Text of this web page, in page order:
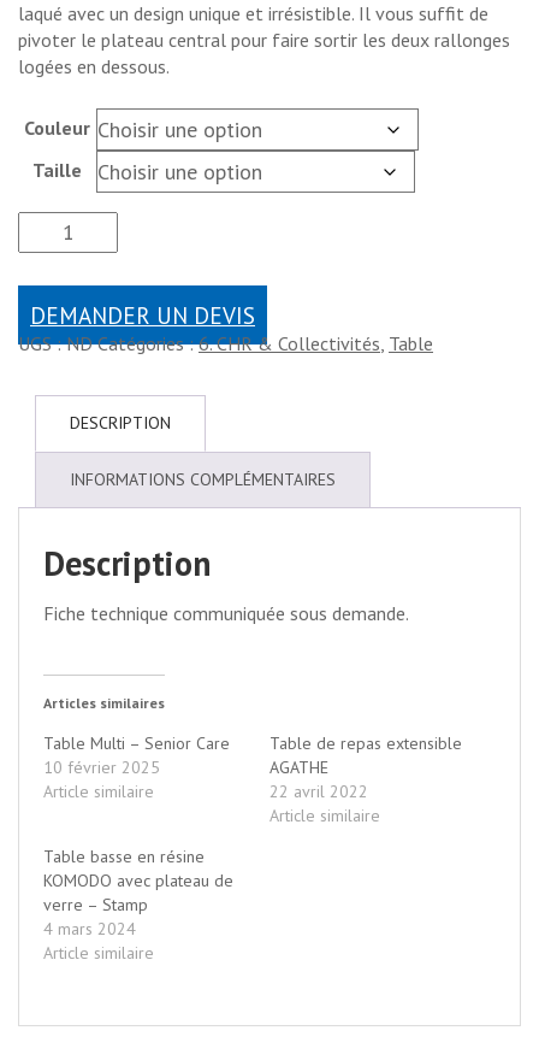
laqué avec un design unique et irrésistible. Il vous suffit de
pivoter le plateau central pour faire sortir les deux rallonges
logées en dessous.
Couleur
Taille
DEMANDER UN DEVIS
UGS :ND Catégories :6. CHR & Collectivités, Table
DESCRIPTION
INFORMATIONS COMPLÉMENTAIRES
Description
Fiche technique communiquée sous demande.
Articles similaires
Table Multi – Senior Care
10 février 2025
Article similaire
Table de repas extensible
AGATHE
22 avril 2022
Article similaire
Table basse en résine
KOMODO avec plateau de
verre – Stamp
4 mars 2024
Article similaire